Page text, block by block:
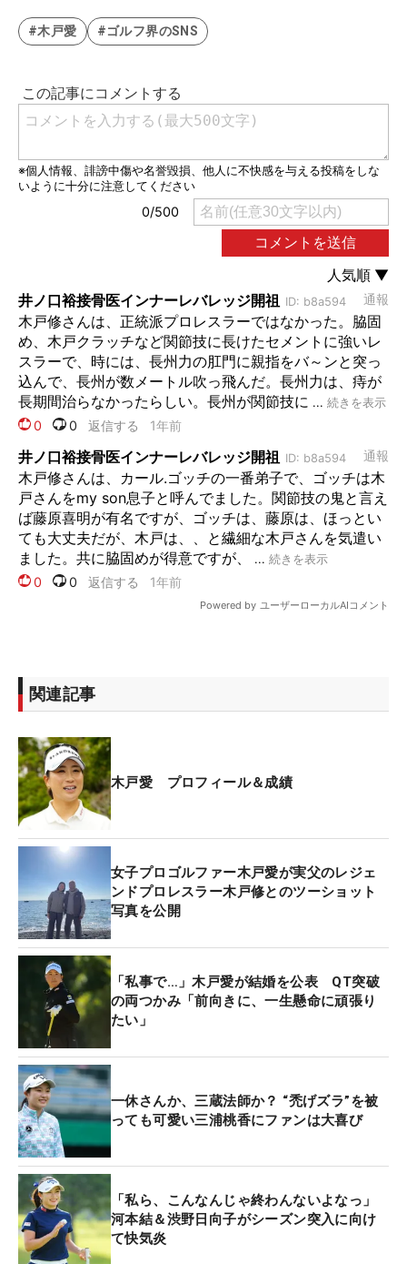
#木戸愛 #ゴルフ界のSNS
関連記事
木戸愛 プロフィール＆成績
女子プロゴルファー木戸愛が実父のレジェ
ンドプロレスラー木戸修とのツーショット
写真を公開
「私事で…」木戸愛が結婚を公表 QT突破
の両つかみ「前向きに、一生懸命に頑張り
たい」
一休さんか、三蔵法師か？ “禿げズラ”を被
っても可愛い三浦桃香にファンは大喜び
「私ら、こんなんじゃ終わんないよなっ」
河本結＆渋野日向子がシーズン突入に向け
て快気炎